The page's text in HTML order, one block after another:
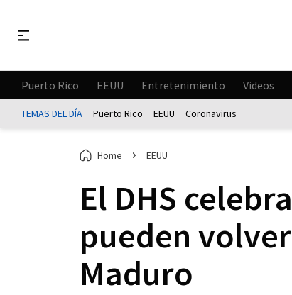
Puerto Rico EEUU Entretenimiento Videos
TEMAS DEL DÍA Puerto Rico EEUU Coronavirus
Home EEUU
El DHS
pueden
Maduro